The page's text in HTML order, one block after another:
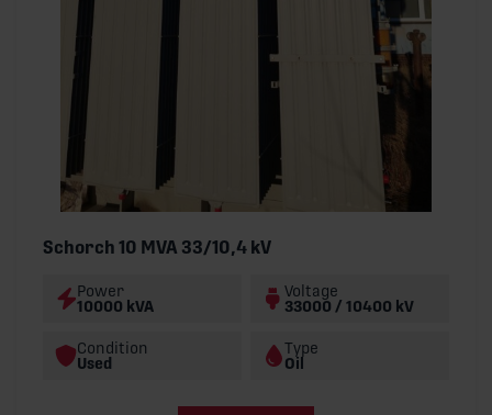
Schorch 10 MVA 33/10,4 kV
Power
10000 kVA
Voltage
33000 / 10400 kV
Condition
Used
Type
Oil